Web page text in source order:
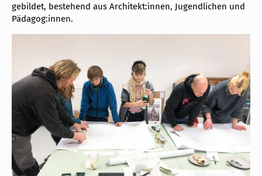
gebildet, bestehend aus Architekt:innen, Jugendlichen und
Pädagog:innen.